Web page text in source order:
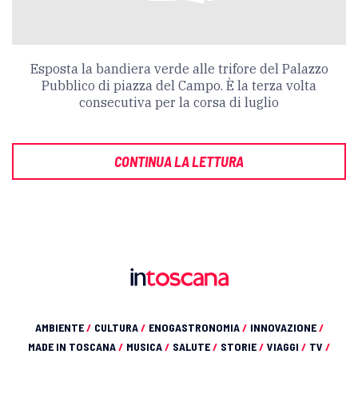
Esposta la bandiera verde alle trifore del Palazzo
Pubblico di piazza del Campo. È la terza volta
consecutiva per la corsa di luglio
CONTINUA LA LETTURA
AMBIENTE/ CULTURA/ ENOGASTRONOMIA/ INNOVAZIONE/
MADE IN TOSCANA/ MUSICA/ SALUTE/ STORIE/ VIAGGI / TV /